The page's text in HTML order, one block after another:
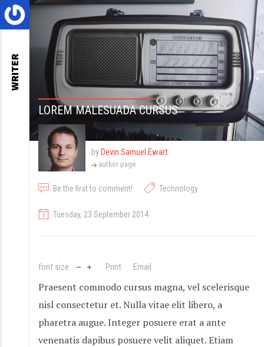
LOREM MALESUADA CURSUS
byDevin Samuel Ewart
author page
Be the first to comment! Technology
Tuesday, 23 September 2014
font size Print Email
Praesent commodo cursus magna, vel scelerisque
nisl consectetur et. Nulla vitae elit libero, a
pharetra augue. Integer posuere erat a ante
venenatis dapibus posuere velit aliquet. Etiam
WRITER